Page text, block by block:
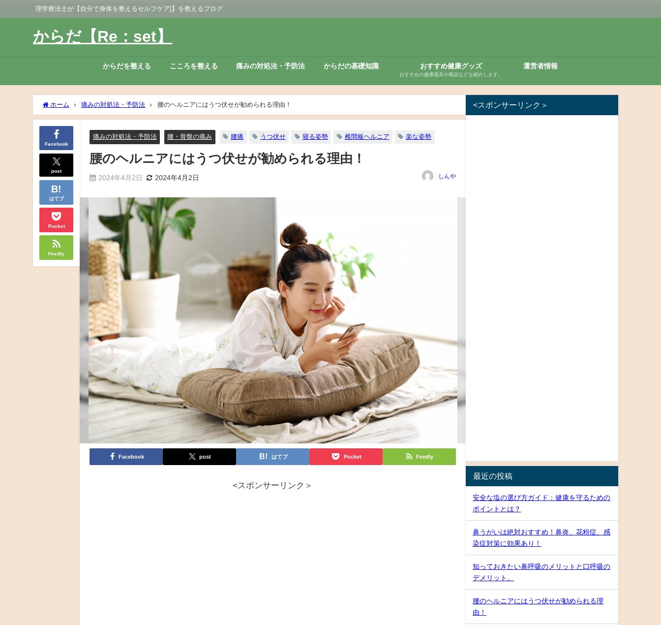
理学療法士が【自分で身体を整えるセルフケア]】を教えるブログ
からだ【Re：set】
からだを整える こころを整える 痛みの対処法・予防法 からだの基礎知識 おすすめ健康グッズ
おすすめの健康器具や商品などを紹介します。
運営者情報
ホーム 痛みの対処法・予防法 腰のヘルニアにはうつ伏せが勧められる理由！
Facebook
post
はてブ
Pocket
Feedly
痛みの対処法・予防法 腰・骨盤の痛み 腰痛 うつ伏せ 寝る姿勢 椎間板ヘルニア 楽な姿勢
腰のヘルニアにはうつ伏せが勧められる理由！
2024年4月2日 2024年4月2日 しんや
Facebook post はてブ Pocket Feedly
<スポンサーリンク＞
<スポンサーリンク＞
最近の投稿
安全な塩の選び方ガイド：健康を守るための
ポイントとは？
鼻うがいは絶対おすすめ！鼻炎、花粉症、感
染症対策に効果あり！
知っておきたい鼻呼吸のメリットと口呼吸の
デメリット。
腰のヘルニアにはうつ伏せが勧められる理
由！